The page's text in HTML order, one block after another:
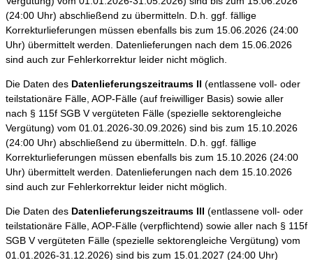
(24:00 Uhr) abschließend zu übermitteln. D.h. ggf. fällige
Korrekturlieferungen müssen ebenfalls bis zum 15.06.2026 (24:00
Uhr) übermittelt werden. Datenlieferungen nach dem 15.06.2026
sind auch zur Fehlerkorrektur leider nicht möglich.
Die Daten des Datenlieferungszeitraums II (entlassene voll- oder
teilstationäre Fälle, AOP-Fälle (auf freiwilliger Basis) sowie aller
nach § 115f SGB V vergüteten Fälle (spezielle sektorengleiche
Vergütung) vom 01.01.2026-30.09.2026) sind bis zum 15.10.2026
(24:00 Uhr) abschließend zu übermitteln. D.h. ggf. fällige
Korrekturlieferungen müssen ebenfalls bis zum 15.10.2026 (24:00
Uhr) übermittelt werden. Datenlieferungen nach dem 15.10.2026
sind auch zur Fehlerkorrektur leider nicht möglich.
Die Daten des Datenlieferungszeitraums III (entlassene voll- oder
teilstationäre Fälle, AOP-Fälle (verpflichtend) sowie aller nach § 115f
SGB V vergüteten Fälle (spezielle sektorengleiche Vergütung) vom
01.01.2026-31.12.2026) sind bis zum 15.01.2027 (24:00 Uhr)